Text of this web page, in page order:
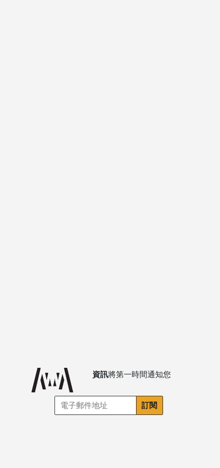
資訊將第一時間通知您